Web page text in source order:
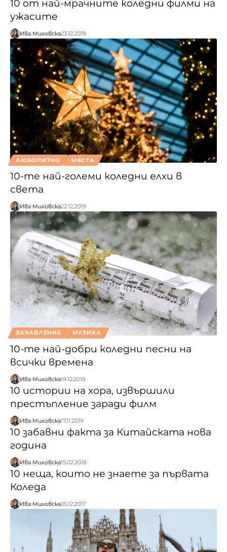
10 от най-мрачните коледни филми на
ужасите
Ива Миховска23.12.2019
ЛЮБОПИТНО МЕСТА
10-те най-големи коледни елхи в
света
Ива Миховска22.12.2019
ЗАБАВЛЕНИЕ МУЗИКА
10-те най-добри коледни песни на
всички времена
Ива Миховска19.12.2019
10 истории на хора, извършили
престъпление заради филм
Ива Миховска17.11.2019
10 забавни факта за Китайската нова
година
Ива Миховска15.02.2018
10 неща, които не знаете за първата
Коледа
Ива Миховска25.12.2017